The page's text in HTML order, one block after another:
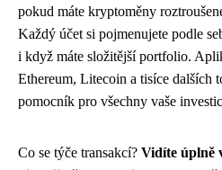
pokud máte kryptoměny
Každý účet si pojmenujete podle
i když máte složitější portfolio.
Ethereum, Litecoin a tisíce dalších
pomocník pro všechny vaše
Co se týče transakcí? Vidíte úplně